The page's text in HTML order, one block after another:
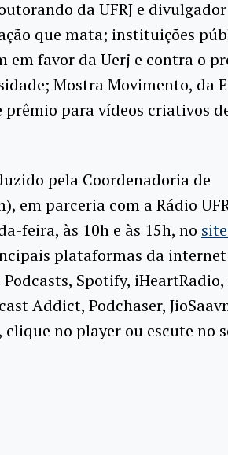
da UFRJ e
que mata; instituições
em favor da Uerj e contra o
Mostra Movimento, da
prêmio para vídeos criativos
pela Coordenadoria de
em parceria com a Rádio
feira, às 10h e às 15h, no
plataformas da
Spotify, iHeartRadio,
Addict, Podchaser,
no player ou escute no